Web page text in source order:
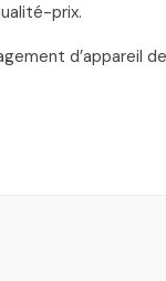
prix.
d’appareil